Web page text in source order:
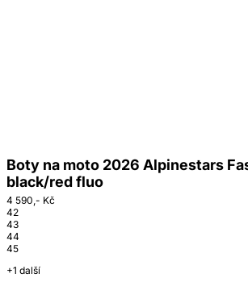
Boty na moto 2026 Alpinestars
black/red fluo
4 590,- Kč
42
43
44
45
+1 další